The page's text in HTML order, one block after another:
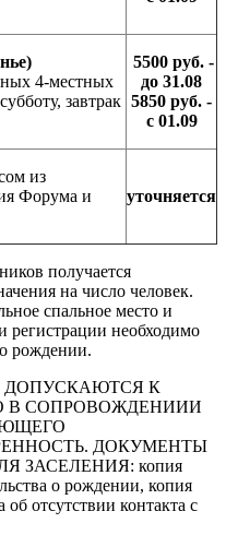
4-местных
завтрак
5500 руб. -
до 31.08
5850 руб. -
с 01.09
из
Форума и
уточняется
получается
на число человек.
спальное место и
регистрации необходимо
рождении.
ДОПУСКАЮТСЯ К
В СОПРОВОЖДЕНИИИ
ДОКУМЕНТЫ
ЗАСЕЛЕНИЯ: копия
о рождении, копия
отсутствии контакта с